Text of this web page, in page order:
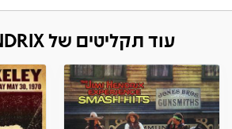
עוד תקליטים של JIMI HENDRIX